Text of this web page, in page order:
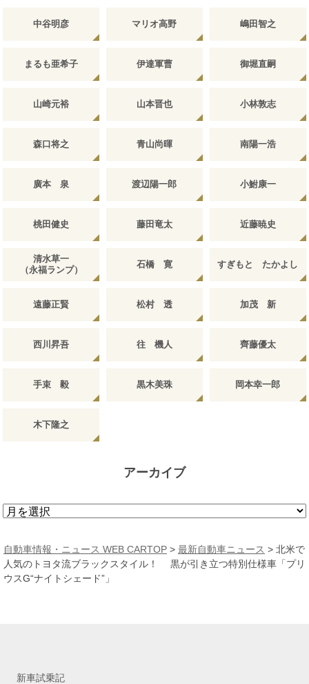
中谷明彦 マリオ高野 嶋田智之
まるも亜希子 伊達軍曹 御堀直嗣
山崎元裕 山本晋也 小林敦志
森口将之 青山尚暉 南陽一浩
廣本 泉 渡辺陽一郎 小鮒康一
桃田健史 藤田竜太 近藤暁史
清水草一
（永福ランプ）
石橋 寛 すぎもと たかよし
遠藤正賢 松村 透 加茂 新
西川昇吾 往 機人 齊藤優太
手束 毅 黒木美珠 岡本幸一郎
木下隆之
アーカイブ
ア
カ
イ
ブ
自動車情報・ニュース WEB CARTOP > 最新自動車ニュース > 北米で
人気のトヨタ流ブラックスタイル！ 黒が引き立つ特別仕様車「プリ
ウスG“ナイトシェード”」
新車試乗記